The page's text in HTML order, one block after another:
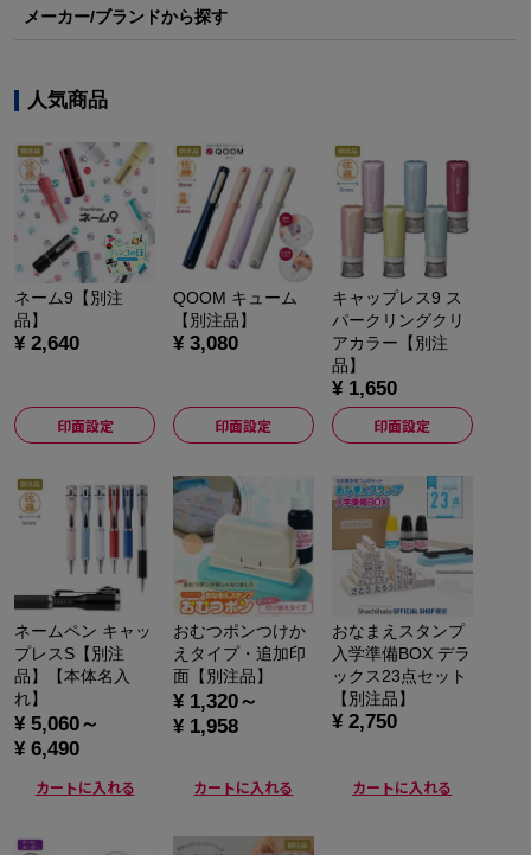
メーカー/ブランドから探す
人気商品
ネーム9【別注
品】
¥ 2,640
印面設定
QOOM キューム
【別注品】
¥ 3,080
印面設定
キャップレス9 ス
パークリングクリ
アカラー【別注
品】
¥ 1,650
印面設定
ネームペン キャッ
プレスS【別注
品】【本体名入
れ】
¥ 5,060～
¥ 6,490
カートに入れる
おむつポンつけか
えタイプ・追加印
面【別注品】
¥ 1,320～
¥ 1,958
カートに入れる
おなまえスタンプ
入学準備BOX デラ
ックス23点セット
【別注品】
¥ 2,750
カートに入れる